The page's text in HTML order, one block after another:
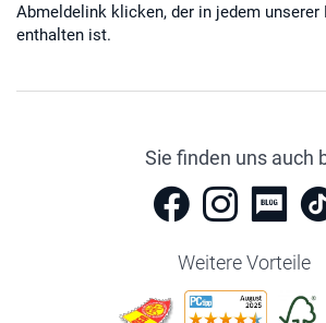
Abmeldelink klicken, der in jedem unserer
enthalten ist.
Sie finden uns auch
Weitere Vorteile